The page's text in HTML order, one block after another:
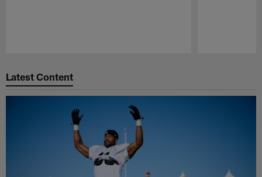
Latest Content